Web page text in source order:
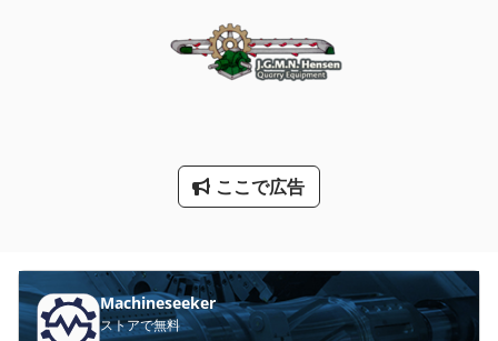
ここで広告
Machineseeker
ストアで無料